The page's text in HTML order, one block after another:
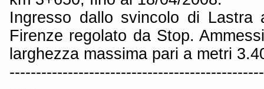
Ingresso dallo svincolo di Lastra
Firenze regolato da Stop.
larghezza massima pari a metri